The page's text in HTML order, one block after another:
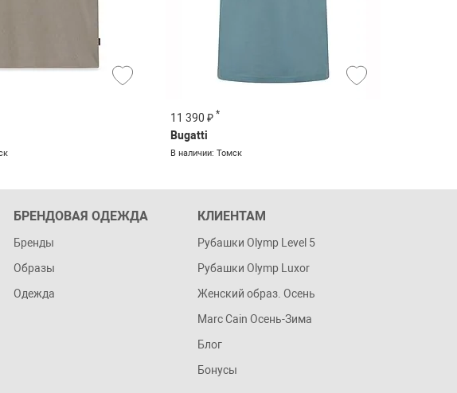
11 390 ₽ *
Bugatti
В наличии: Томск
БРЕНДОВАЯ ОДЕЖДА
Бренды
Образы
Одежда
КЛИЕНТАМ
Рубашки Olymp Level 5
Рубашки Olymp Luxor
Женский образ. Осень
Marc Cain Осень-Зима
Блог
Бонусы